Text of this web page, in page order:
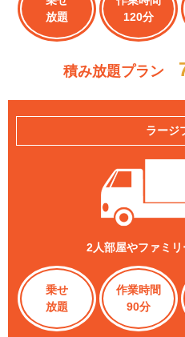
ラージ
2人部屋やファミリ
乗せ
放題
作業時間
90分
放題
120分
積み放題プラン